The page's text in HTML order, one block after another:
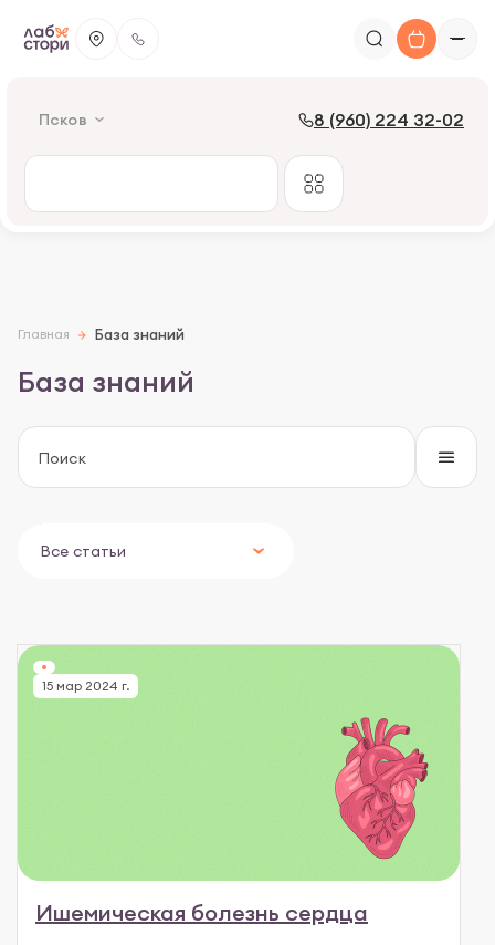
Псков 8 (960) 224 32-02
Главная База знаний
База знаний
Все статьи
15 мар 2024 г.
Ишемическая болезнь сердца